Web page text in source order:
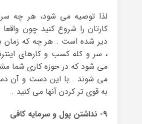
لذا توصیه می شود، هر چه
کارتان را شروع کنید چون
دیر شده است . هر چه که زمان
، سر و کله کسب و کارهای
می شود که در حوزه کاری شما
می شوند . با این دست و آن
به قوی تر کردن آنها می کنید .
۹- نداشتن پول و سرمایه کافی